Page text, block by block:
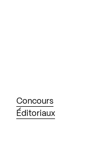
Concours
Éditoriaux